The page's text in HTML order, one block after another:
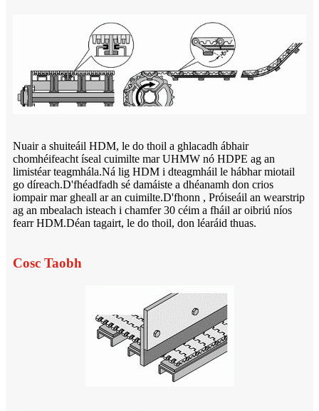
Nuair a shuiteáil HDM, le do thoil a ghlacadh ábhair
chomhéifeacht íseal cuimilte mar UHMW nó HDPE ag an
limistéar teagmhála.Ná lig HDM i dteagmháil le hábhar miotail
go díreach.D'fhéadfadh sé damáiste a dhéanamh don crios
iompair mar gheall ar an cuimilte.D'fhonn , Próiseáil an wearstrip
ag an mbealach isteach i chamfer 30 céim a fháil ar oibriú níos
fearr HDM.Déan tagairt, le do thoil, don léaráid thuas.
Cosc Taobh